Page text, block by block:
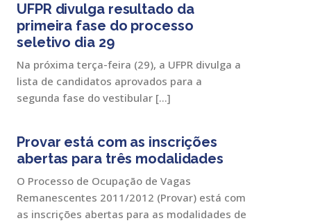
UFPR divulga resultado da
primeira fase do processo
seletivo dia 29
Na próxima terça-feira (29), a UFPR divulga a
lista de candidatos aprovados para a
segunda fase do vestibular […]
Provar está com as inscrições
abertas para três modalidades
O Processo de Ocupação de Vagas
Remanescentes 2011/2012 (Provar) está com
as inscrições abertas para as modalidades de